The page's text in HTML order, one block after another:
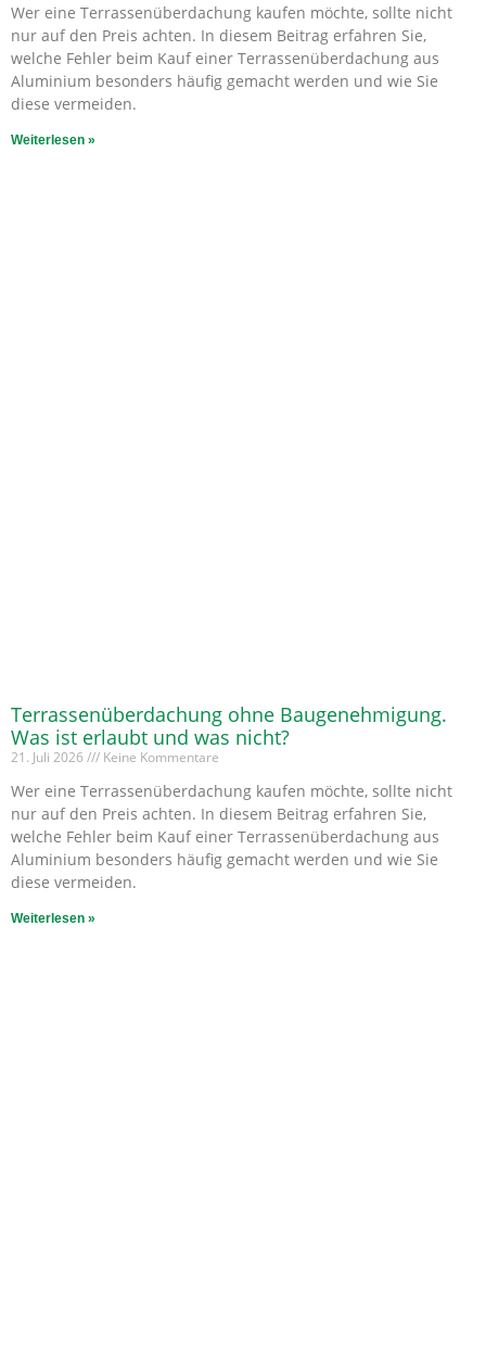
Wer eine Terrassenüberdachung kaufen möchte, sollte nicht
nur auf den Preis achten. In diesem Beitrag erfahren Sie,
welche Fehler beim Kauf einer Terrassenüberdachung aus
Aluminium besonders häufig gemacht werden und wie Sie
diese vermeiden.
Weiterlesen »
Terrassenüberdachung ohne Baugenehmigung.
Was ist erlaubt und was nicht?
21. Juli 2026 Keine Kommentare
Wer eine Terrassenüberdachung kaufen möchte, sollte nicht
nur auf den Preis achten. In diesem Beitrag erfahren Sie,
welche Fehler beim Kauf einer Terrassenüberdachung aus
Aluminium besonders häufig gemacht werden und wie Sie
diese vermeiden.
Weiterlesen »